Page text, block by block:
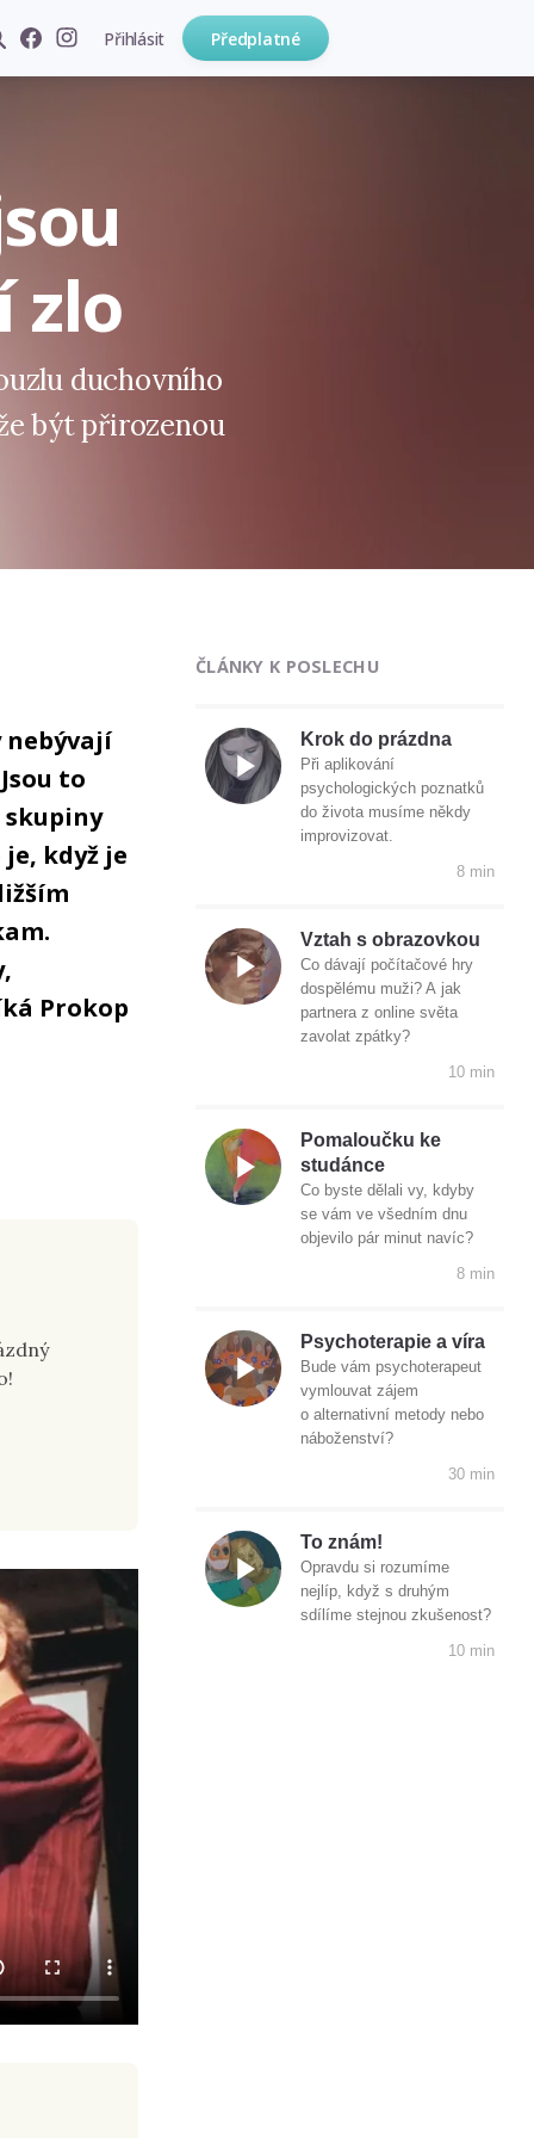
Přihlásit Předplatné
zlo
duchovního
být přirozenou
nebývají
to
skupiny
když je
Prokop
ČLÁNKY K POSLECHU
Krok do prázdna
Při aplikování
psychologických poznatků
do života musíme někdy
improvizovat.
8 min
Vztah s obrazovkou
Co dávají počítačové hry
dospělému muži? A jak
partnera z online světa
zavolat zpátky?
10 min
Pomaloučku ke
studánce
Co byste dělali vy, kdyby
se vám ve všedním dnu
objevilo pár minut navíc?
8 min
Psychoterapie a víra
Bude vám psychoterapeut
vymlouvat zájem
o alternativní metody nebo
náboženství?
30 min
To znám!
Opravdu si rozumíme
nejlíp, když s druhým
sdílíme stejnou zkušenost?
10 min